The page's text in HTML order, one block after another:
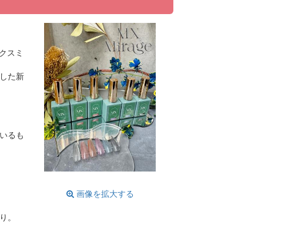
スミ
た新
るも
。
画像を拡大する